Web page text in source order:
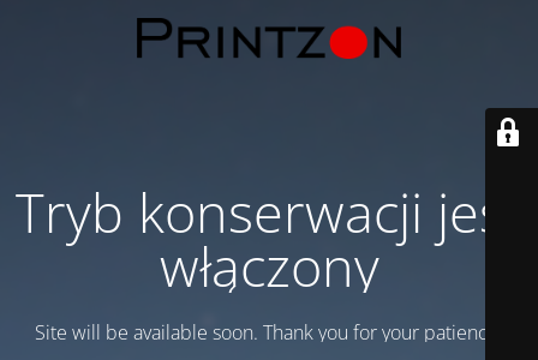
Tryb konserwacji jest
włączony
Site will be available soon. Thank you for your patience!